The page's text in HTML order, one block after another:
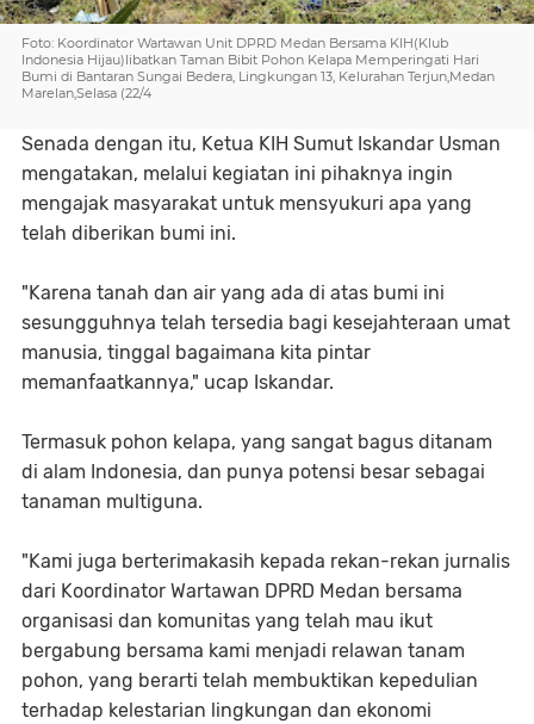
Foto: Koordinator Wartawan Unit DPRD Medan Bersama KIH(Klub
Indonesia Hijau)libatkan Taman Bibit Pohon Kelapa Memperingati Hari
Bumi di Bantaran Sungai Bedera, Lingkungan 13, Kelurahan Terjun,Medan
Marelan,Selasa (22/4
Senada dengan itu, Ketua KIH Sumut Iskandar Usman
mengatakan, melalui kegiatan ini pihaknya ingin
mengajak masyarakat untuk mensyukuri apa yang
telah diberikan bumi ini.
"Karena tanah dan air yang ada di atas bumi ini
sesungguhnya telah tersedia bagi kesejahteraan umat
manusia, tinggal bagaimana kita pintar
memanfaatkannya," ucap Iskandar.
Termasuk pohon kelapa, yang sangat bagus ditanam
di alam Indonesia, dan punya potensi besar sebagai
tanaman multiguna.
"Kami juga berterimakasih kepada rekan-rekan jurnalis
dari Koordinator Wartawan DPRD Medan bersama
organisasi dan komunitas yang telah mau ikut
bergabung bersama kami menjadi relawan tanam
pohon, yang berarti telah membuktikan kepedulian
terhadap kelestarian lingkungan dan ekonomi